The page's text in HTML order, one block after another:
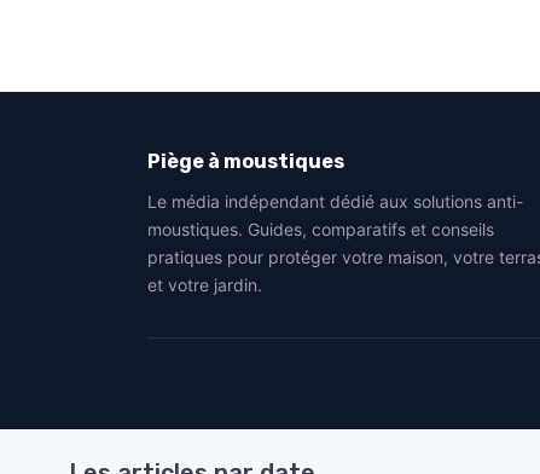
Piège à moustiques
Le média indépendant dédié aux solutions anti-
moustiques. Guides, comparatifs et conseils
pratiques pour protéger votre maison, votre
et votre jardin.